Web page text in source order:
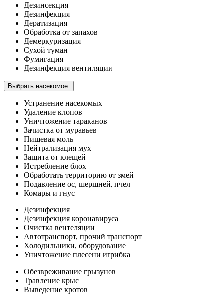
Дезинсекция
Дезинфекция
Дератизация
Обработка от запахов
Демеркуризация
Сухой туман
Фумигация
Дезинфекция вентиляции
Выбрать насекомое:
Устранение насекомых
Удаление клопов
Уничтожение тараканов
Зачистка от муравьев
Пищевая моль
Нейтрализация мух
Защита от клещей
Истребление блох
Обработать территорию от змей
Подавление ос, шершней, пчел
Комары и гнус
Дезинфекция
Дезинфекция коронавируса
Очистка вентеляции
Автотранспорт, прочий транспорт
Холодильники, оборудование
Уничтожение плесени игрибка
Обезвреживание грызунов
Травление крыс
Выведение кротов